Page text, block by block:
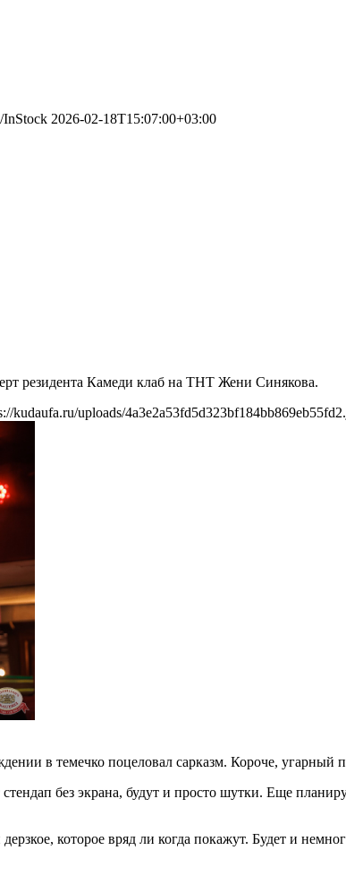
InStock 2026-02-18T15:07:00+03:00
резидента Камеди клаб на ТНТ Жени Синякова.
kudaufa.ru/uploads/
в темечко поцеловал сарказм. Короче, угарный
без экрана, будут и просто шутки. Еще
которое вряд ли когда покажут. Будет и